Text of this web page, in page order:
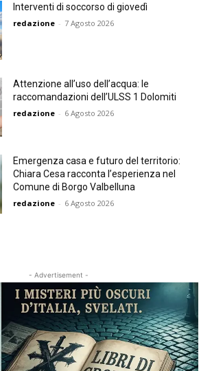
Interventi di soccorso di giovedì
redazione - 7 Agosto 2026
Attenzione all’uso dell’acqua: le
raccomandazioni dell’ULSS 1 Dolomiti
redazione - 6 Agosto 2026
Emergenza casa e futuro del territorio:
Chiara Cesa racconta l’esperienza nel
Comune di Borgo Valbelluna
redazione - 6 Agosto 2026
- Advertisement -